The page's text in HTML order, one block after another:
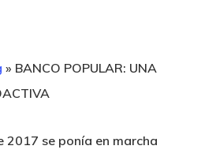
» BANCO POPULAR: UNA
2017 se ponía en marcha